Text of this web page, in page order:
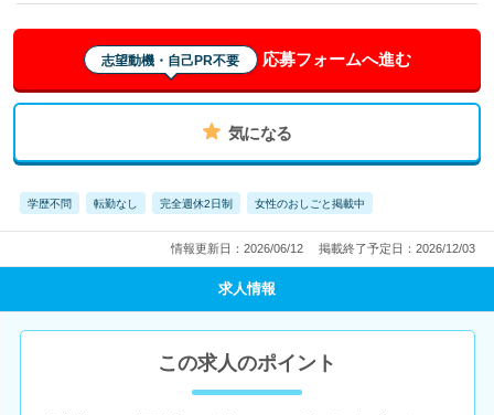
志望動機・自己PR不要 応募フォームへ進む
気になる
学歴不問 転勤なし 完全週休2日制 女性のおしごと掲載中
情報更新日：2026/06/12 掲載終了予定日：2026/12/03
求人情報
この求人のポイント